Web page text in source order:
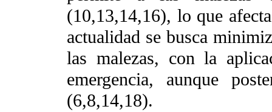
(10,13,14,16), lo que
actualidad se busca
las malezas, con la
emergencia, aunque
(6,8,14,18).